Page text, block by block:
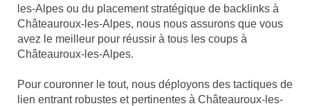
les-Alpes ou du placement stratégique de backlinks à
Châteauroux-les-Alpes, nous nous assurons que vous
avez le meilleur pour réussir à tous les coups à
Châteauroux-les-Alpes.
Pour couronner le tout, nous déployons des tactiques de
lien entrant robustes et pertinentes à Châteauroux-les-